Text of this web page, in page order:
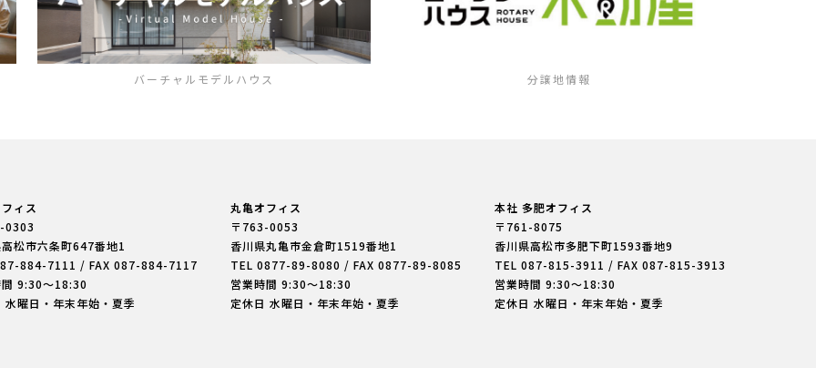
バーチャルモデルハウス 分譲地情報
ィス
0303
松市六条町647番地1
884-7111 / FAX 087-884-7117
間 9:30〜18:30
水曜日・年末年始・夏季
丸亀オフィス
〒763-0053
香川県丸亀市金倉町1519番地1
TEL0877-89-8080 / FAX 0877-89-8085
営業時間 9:30〜18:30
定休日 水曜日・年末年始・夏季
本社 多肥オフィス
〒761-8075
香川県高松市多肥下町1593番地9
TEL087-815-3911 / FAX 087-815-3913
営業時間 9:30〜18:30
定休日 水曜日・年末年始・夏季